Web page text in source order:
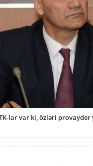
lar var ki, özləri